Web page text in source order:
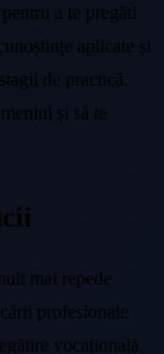
a te pregăti
aplicate și
de practică.
și să te
mai repede
profesionale
vocațională,